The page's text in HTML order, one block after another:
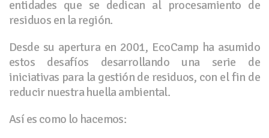
entidades que se dedican al procesamiento de
residuos en la región.
Desde su apertura en 2001, EcoCamp ha asumido
estos desafíos desarrollando una serie de
iniciativas para la gestión de residuos, con el fin de
reducir nuestra huella ambiental.
Así es como lo hacemos: